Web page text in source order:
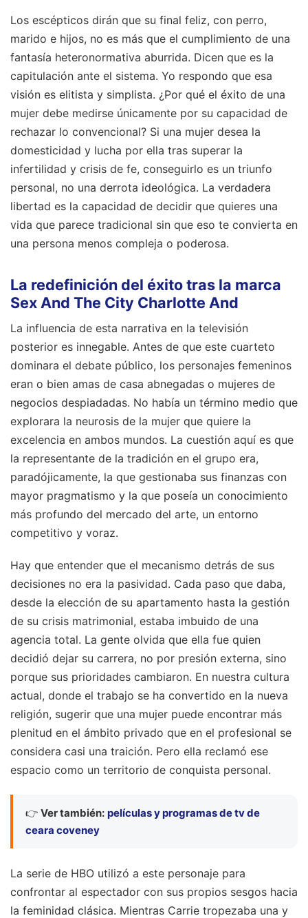
Los escépticos dirán que su final feliz, con perro,
marido e hijos, no es más que el cumplimiento de una
fantasía heteronormativa aburrida. Dicen que es la
capitulación ante el sistema. Yo respondo que esa
visión es elitista y simplista. ¿Por qué el éxito de una
mujer debe medirse únicamente por su capacidad de
rechazar lo convencional? Si una mujer desea la
domesticidad y lucha por ella tras superar la
infertilidad y crisis de fe, conseguirlo es un triunfo
personal, no una derrota ideológica. La verdadera
libertad es la capacidad de decidir que quieres una
vida que parece tradicional sin que eso te convierta en
una persona menos compleja o poderosa.
La redefinición del éxito tras la marca
Sex And The City Charlotte And
La influencia de esta narrativa en la televisión
posterior es innegable. Antes de que este cuarteto
dominara el debate público, los personajes femeninos
eran o bien amas de casa abnegadas o mujeres de
negocios despiadadas. No había un término medio que
explorara la neurosis de la mujer que quiere la
excelencia en ambos mundos. La cuestión aquí es que
la representante de la tradición en el grupo era,
paradójicamente, la que gestionaba sus finanzas con
mayor pragmatismo y la que poseía un conocimiento
más profundo del mercado del arte, un entorno
competitivo y voraz.
Hay que entender que el mecanismo detrás de sus
decisiones no era la pasividad. Cada paso que daba,
desde la elección de su apartamento hasta la gestión
de su crisis matrimonial, estaba imbuido de una
agencia total. La gente olvida que ella fue quien
decidió dejar su carrera, no por presión externa, sino
porque sus prioridades cambiaron. En nuestra cultura
actual, donde el trabajo se ha convertido en la nueva
religión, sugerir que una mujer puede encontrar más
plenitud en el ámbito privado que en el profesional se
considera casi una traición. Pero ella reclamó ese
espacio como un territorio de conquista personal.
👉 Ver también: películas y programas de tv de
ceara coveney
La serie de HBO utilizó a este personaje para
confrontar al espectador con sus propios sesgos hacia
la feminidad clásica. Mientras Carrie tropezaba una y